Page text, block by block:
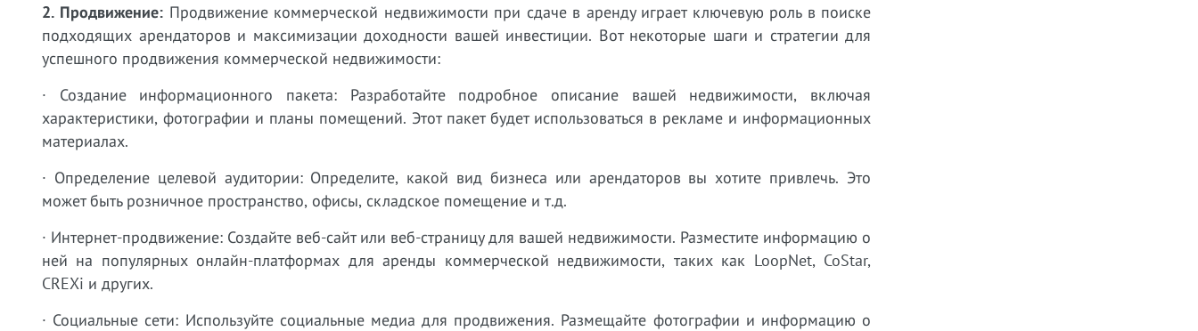
2. Продвижение: Продвижение коммерческой недвижимости при сдаче в аренду играет ключевую роль в поиске
подходящих арендаторов и максимизации доходности вашей инвестиции. Вот некоторые шаги и стратегии для
успешного продвижения коммерческой недвижимости:
· Создание информационного пакета: Разработайте подробное описание вашей недвижимости, включая
характеристики, фотографии и планы помещений. Этот пакет будет использоваться в рекламе и информационных
материалах.
· Определение целевой аудитории: Определите, какой вид бизнеса или арендаторов вы хотите привлечь. Это
может быть розничное пространство, офисы, складское помещение и т.д.
· Интернет-продвижение: Создайте веб-сайт или веб-страницу для вашей недвижимости. Разместите информацию о
ней на популярных онлайн-платформах для аренды коммерческой недвижимости, таких как LoopNet, CoStar,
CREXi и других.
· Социальные сети: Используйте социальные медиа для продвижения. Размещайте фотографии и информацию о